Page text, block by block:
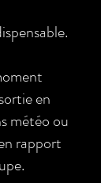
en
météo ou
rapport